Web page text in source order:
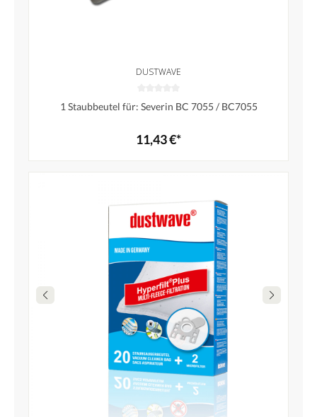
DUSTWAVE
1 Staubbeutel für: Severin BC 7055 / BC7055
11,43 €*